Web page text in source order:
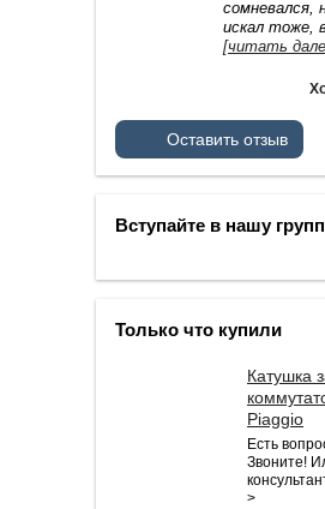
сомневался,
искал тоже,
[читать
Оставить отзыв
Вступайте в нашу
Только что купили
Катушка
Piaggio
Есть
Звоните!
>